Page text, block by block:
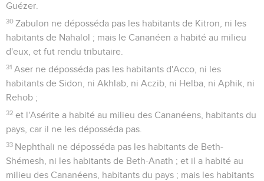
Guézer.
30 Zabulon ne déposséda pas les habitants de Kitron, ni les
habitants de Nahalol ; mais le Cananéen a habité au milieu
d'eux, et fut rendu tributaire.
31 Aser ne déposséda pas les habitants d'Acco, ni les
habitants de Sidon, ni Akhlab, ni Aczib, ni Helba, ni Aphik, ni
Rehob ;
32 et l'Asérite a habité au milieu des Cananéens, habitants du
pays, car il ne les déposséda pas.
33 Nephthali ne déposséda pas les habitants de Beth-
Shémesh, ni les habitants de Beth-Anath ; et il a habité au
milieu des Cananéens, habitants du pays ; mais les habitants